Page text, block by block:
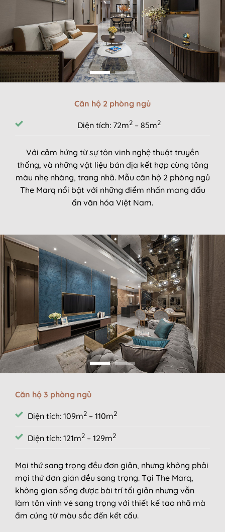
Căn hộ 2 phòng ngủ
Diện tích: 72m2– 85m2
Với cảm hứng từ sự tôn vinh nghệ thuật truyền
thống, và những vật liệu bản địa kết hợp cùng tông
màu nhẹ nhàng, trang nhã. Mẫu căn hộ 2 phòng ngủ
The Marq nổi bật với những điểm nhấn mang dấu
ấn văn hóa Việt Nam.
Căn hộ 3 phòng ngủ
Diện tích: 109m2 – 110m2
Diện tích: 121m2 – 129m2
Mọi thứ sang trọng đều đơn giản, nhưng không phải
mọi thứ đơn giản đều sang trọng. Tại The Marq,
không gian sống được bài trí tối giản nhưng vẫn
làm tôn vinh vẻ sang trọng với thiết kế tao nhã mà
ấm cúng từ màu sắc đến kết cấu.